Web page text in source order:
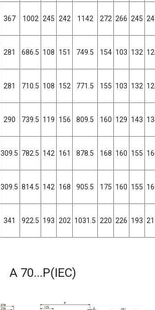
367 1002 245 242 1142 272 266 245
281 686.5 108 151 749.5 154 103 132
281 710.5 108 152 771.5 155 103 132
290 739.5 119 156 809.5 160 129 143
309.5 782.5 142 161 878.5 168 160 155
309.5 814.5 142 168 905.5 175 160 155
341 922.5 193 202 1031.5 220 226 193
A 70...P(IEC)